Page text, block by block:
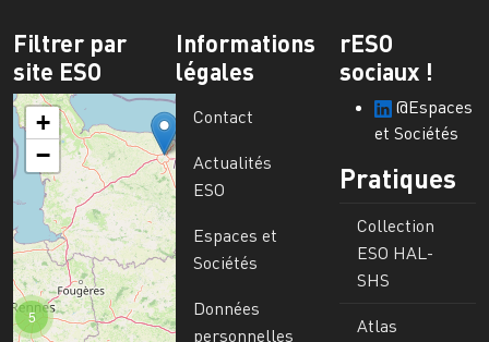
Filtrer par
site ESO
5
+
−
Informations
légales
Contact
Actualités
ESO
Espaces et
Sociétés
Données
personnelles
rESO
sociaux !
@Espaces
et Sociétés
Pratiques
Collection
ESO HAL-
SHS
Atlas